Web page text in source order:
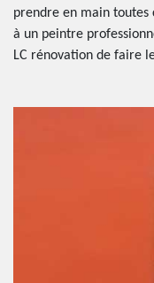
prendre en main
à un peintre
LC rénovation de faire